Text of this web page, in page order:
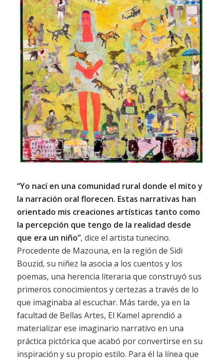
“Yo nací en una comunidad rural donde el mito y
la narración oral florecen. Estas narrativas han
orientado mis creaciones artísticas tanto como
la percepción que tengo de la realidad desde
que era un niño”, dice el artista tunecino.
Procedente de Mazouna, en la región de Sidi
Bouzid, su niñez la asocia a los cuentos y los
poemas, una herencia literaria que construyó sus
primeros conocimientos y certezas a través de lo
que imaginaba al escuchar. Más tarde, ya en la
facultad de Bellas Artes, El Kamel aprendió a
materializar ese imaginario narrativo en una
práctica pictórica que acabó por convertirse en su
inspiración y su propio estilo. Para él la línea que